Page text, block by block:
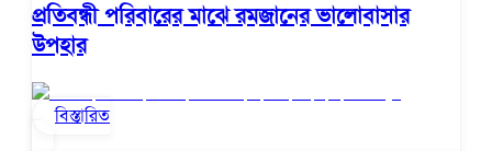
প্রতিবন্ধী পরিবারের মাঝে রমজানের ভালোবাসার
উপহার
বিস্তারিত